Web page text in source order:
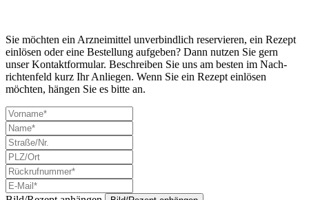
Sie möchten ein Arznei­mittel unver­bind­lich reser­vieren, ein Rezept
einlösen oder eine Bestellung aufgeben? Dann nutzen Sie gern
unser Kontakt­formu­lar. Beschrei­ben Sie uns am besten im Nach­
richten­feld kurz Ihr Anliegen. Wenn Sie ein Rezept einlösen
möchten, hängen Sie es bitte an.